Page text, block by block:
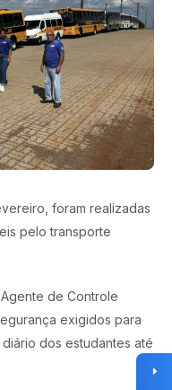
foram realizadas
pelo transporte
de Controle
exigidos para
dos estudantes até